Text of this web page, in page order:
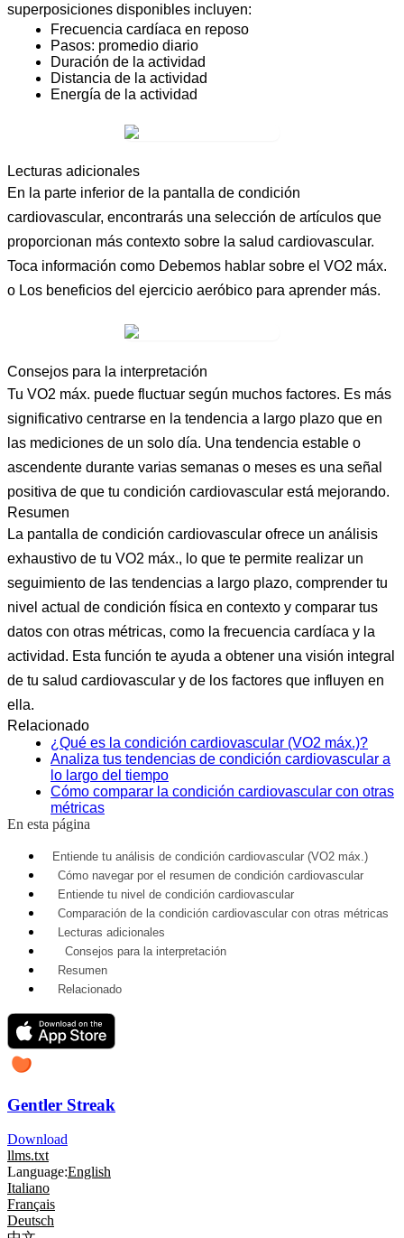
superposiciones disponibles incluyen:
Frecuencia cardíaca en reposo
Pasos: promedio diario
Duración de la actividad
Distancia de la actividad
Energía de la actividad
Lecturas adicionales
En la parte inferior de la pantalla de condición
cardiovascular, encontrarás una selección de artículos que
proporcionan más contexto sobre la salud cardiovascular.
Toca información como Debemos hablar sobre el VO2 máx.
o Los beneficios del ejercicio aeróbico para aprender más.
Consejos para la interpretación
Tu VO2 máx. puede fluctuar según muchos factores. Es más
significativo centrarse en la tendencia a largo plazo que en
las mediciones de un solo día. Una tendencia estable o
ascendente durante varias semanas o meses es una señal
positiva de que tu condición cardiovascular está mejorando.
Resumen
La pantalla de condición cardiovascular ofrece un análisis
exhaustivo de tu VO2 máx., lo que te permite realizar un
seguimiento de las tendencias a largo plazo, comprender tu
nivel actual de condición física en contexto y comparar tus
datos con otras métricas, como la frecuencia cardíaca y la
actividad. Esta función te ayuda a obtener una visión integral
de tu salud cardiovascular y de los factores que influyen en
ella.
Relacionado
¿Qué es la condición cardiovascular (VO2 máx.)?
Analiza tus tendencias de condición cardiovascular a
lo largo del tiempo
Cómo comparar la condición cardiovascular con otras
métricas
En esta página
Entiende tu análisis de condición cardiovascular (VO2 máx.)
Cómo navegar por el resumen de condición cardiovascular
Entiende tu nivel de condición cardiovascular
Comparación de la condición cardiovascular con otras métricas
Lecturas adicionales
Consejos para la interpretación
Resumen
Relacionado
Gentler Streak
Download
llms.txt
Language:English
Italiano
Français
Deutsch